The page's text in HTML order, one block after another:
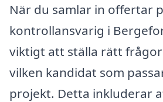
När du samlar in offertar
kontrollansvarig i
viktigt att ställa rätt
vilken kandidat som
projekt. Detta inkluderar